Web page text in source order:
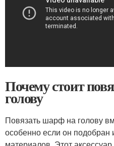
Почему стоит
голову
Повязать шарф на голову
особенно если он подобран